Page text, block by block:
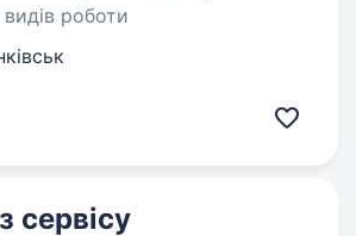
роботи
сервісу